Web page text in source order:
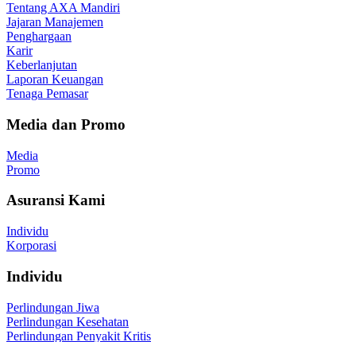
Tentang AXA Mandiri
Jajaran Manajemen
Penghargaan
Karir
Keberlanjutan
Laporan Keuangan
Tenaga Pemasar
Media dan Promo
Media
Promo
Asuransi Kami
Individu
Korporasi
Individu
Perlindungan Jiwa
Perlindungan Kesehatan
Perlindungan Penyakit Kritis